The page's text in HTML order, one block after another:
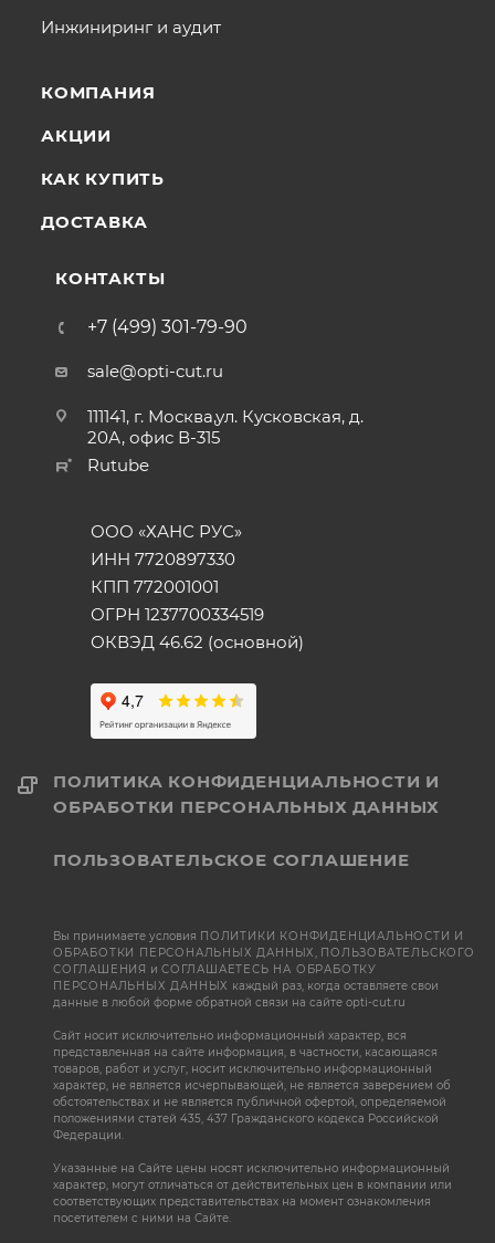
Инжиниринг и аудит
КОМПАНИЯ
АКЦИИ
КАК КУПИТЬ
ДОСТАВКА
КОНТАКТЫ
+7 (499) 301-79-90
sale@opti-cut.ru
111141, г. Москва,ул. Кусковская, д.
20А, офис В-315
Rutube
ООО «ХАНС РУС»
ИНН 7720897330
КПП 772001001
ОГРН 1237700334519
ОКВЭД 46.62 (основной)
ПОЛИТИКА КОНФИДЕНЦИАЛЬНОСТИ И
ОБРАБОТКИ ПЕРСОНАЛЬНЫХ ДАННЫХ
ПОЛЬЗОВАТЕЛЬСКОЕ СОГЛАШЕНИЕ
Вы принимаете условия ПОЛИТИКИ КОНФИДЕНЦИАЛЬНОСТИ И
ОБРАБОТКИ ПЕРСОНАЛЬНЫХ ДАННЫХ, ПОЛЬЗОВАТЕЛЬСКОГО
СОГЛАШЕНИЯ иСОГЛАШАЕТЕСЬ НА ОБРАБОТКУ
ПЕРСОНАЛЬНЫХ ДАННЫХ каждый раз, когда оставляете свои
данные в любой форме обратной связи на сайте opti-cut.ru
Сайт носит исключительно информационный характер, вся
представленная на сайте информация, в частности, касающаяся
товаров, работ и услуг, носит исключительно информационный
характер, не является исчерпывающей, не является заверением об
обстоятельствах и не является публичной офертой, определяемой
положениями статей 435, 437 Гражданского кодекса Российской
Федерации.
Указанные на Сайте цены носят исключительно информационный
характер, могут отличаться от действительных цен в компании или
соответствующих представительствах на момент ознакомления
посетителем с ними на Сайте.